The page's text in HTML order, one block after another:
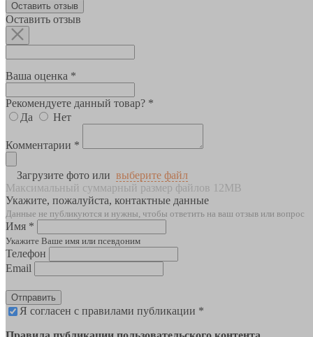
Оставить отзыв
Оставить отзыв
Ваша оценка *
Рекомендуете данный товар? *
Да
Нет
Комментарии *
Загрузите фото или выберите файл
Максимальный суммарный размер файлов 12MB
Укажите, пожалуйста, контактные данные
Данные не публикуются и нужны, чтобы ответить на ваш отзыв или вопрос
Имя *
Укажите Ваше имя или псевдоним
Телефон
Email
Отправить
Я согласен с правилами публикации *